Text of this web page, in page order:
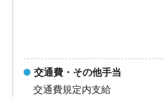
交通費・その他手当
交通費規定内支給